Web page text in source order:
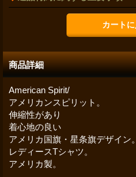
商品詳細
American Spirit/
アメリカンスピリット。
伸縮性があり
着心地の良い
アメリカ国旗・星条旗デザイン。
レディースTシャツ。
アメリカ製。